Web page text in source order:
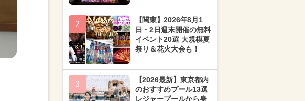
2
【関東】2026年8月1
日・2日週末開催の無料
イベント20選 大規模夏
祭り＆花火大会も！
3
【2026最新】東京都内
のおすすめプール13選
レジャープールから身